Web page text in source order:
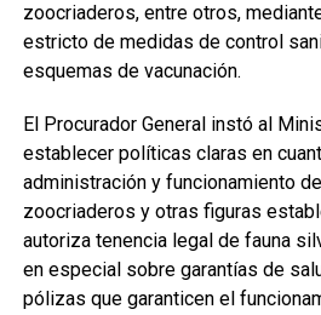
zoocriaderos, entre otros,
estricto de medidas de control
esquemas de vacunación.
El Procurador General instó al
establecer políticas claras en
administración y funcionamiento
zoocriaderos y otras figuras
autoriza tenencia legal de fauna
en especial sobre garantías de
pólizas que garanticen el